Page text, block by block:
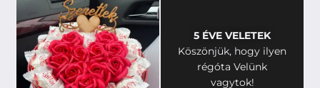
5 ÉVE VELETEK
Köszönjük, hogy ilyen
régóta Velünk
vagytok!